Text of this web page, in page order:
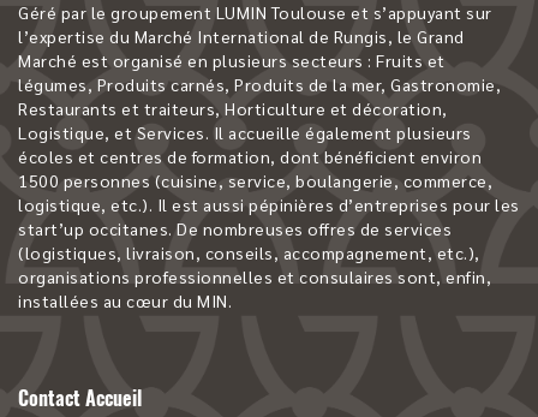
Géré par le groupement LUMIN Toulouse et s’appuyant sur
l’expertise du Marché International de Rungis, le Grand
Marché est organisé en plusieurs secteurs : Fruits et
légumes, Produits carnés, Produits de la mer, Gastronomie,
Restaurants et traiteurs, Horticulture et décoration,
Logistique, et Services. Il accueille également plusieurs
écoles et centres de formation, dont bénéficient environ
1500 personnes (cuisine, service, boulangerie, commerce,
logistique, etc.). Il est aussi pépinières d’entreprises pour les
start’up occitanes. De nombreuses offres de services
(logistiques, livraison, conseils, accompagnement, etc.),
organisations professionnelles et consulaires sont, enfin,
installées au cœur du MIN.
Contact Accueil